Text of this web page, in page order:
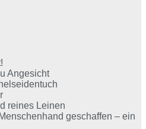
Angesicht
reines Leinen
geschaffen – ein